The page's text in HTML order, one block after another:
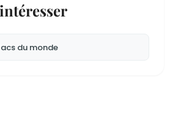
intéresser
du monde